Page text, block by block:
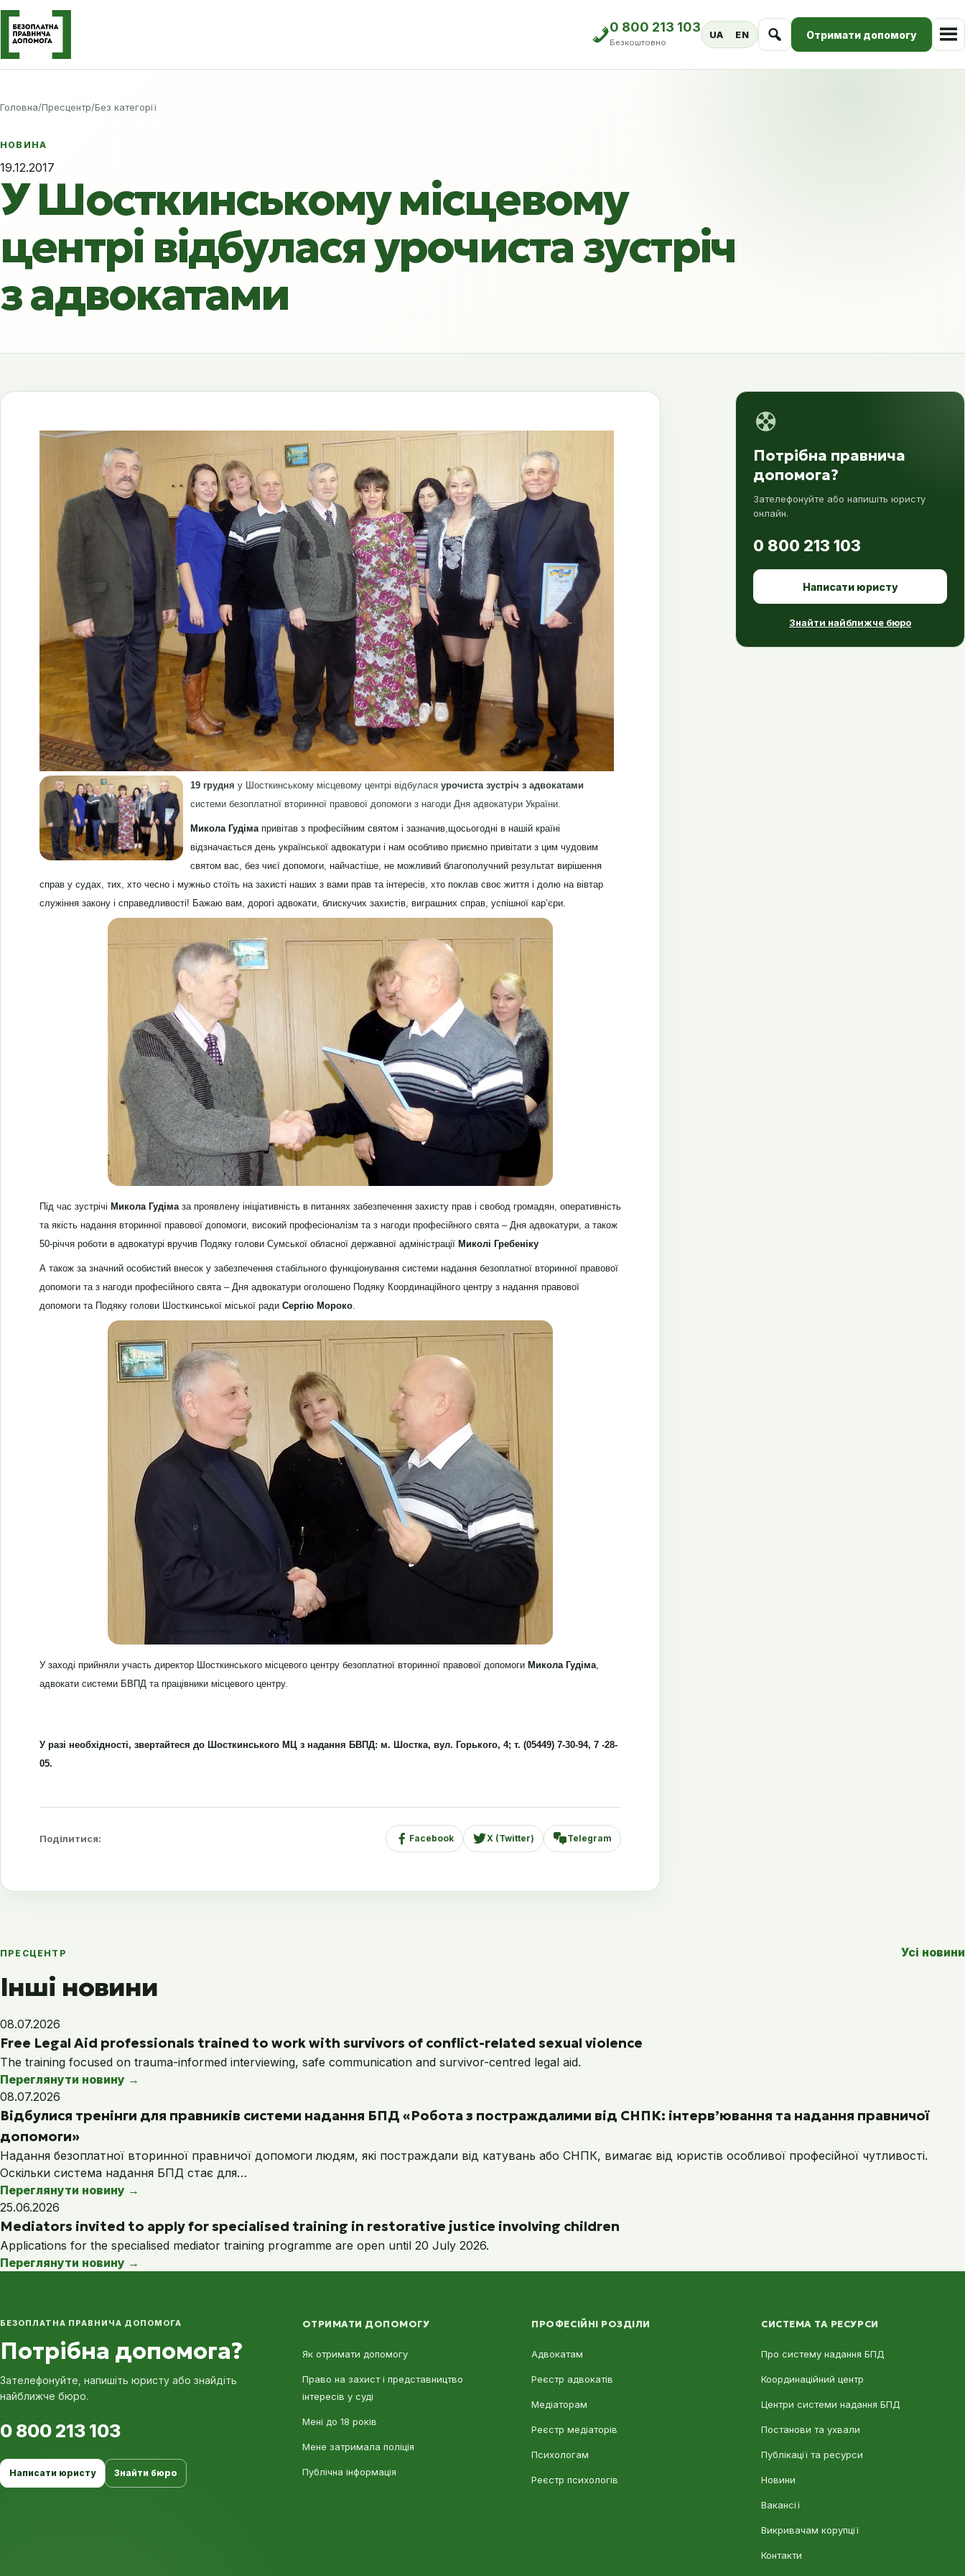
0 800 213 103
Безкоштовно
UA EN Отримати допомогу
Головна/Пресцентр/Без категорії
НОВИНА
19.12.2017
У Шосткинському місцевому
центрі відбулася урочиста зустріч
з адвокатами
19 грудня у Шосткинському місцевому центрі відбуласяурочиста зустріч з адвокатами
системи безоплатної вторинної правової допомоги з нагоди Дня адвокатури України.
Микола Гудімапривітав з професійним святом і зазначив,щосьогодні в нашій країні
відзначається день української адвокатури і нам особливо приємно привітати з цим чудовим
святом вас, без чиєї допомоги, найчастіше, не можливий благополучний результат вирішення
справ у судах, тих, хто чесно і мужньо стоїть на захисті наших з вами прав та інтересів, хто поклав своє життя і долю на вівтар
служіння закону і справедливості! Бажаю вам, дорогі адвокати, блискучих захистів, виграшних справ, успішної кар’єри.
Під час зустрічі Микола Гудімаза проявлену ініціативність в питаннях забезпечення захисту прав і свобод громадян, оперативність
та якість надання вторинної правової допомоги, високий професіоналізм та з нагоди професійного свята – Дня адвокатури, а також
50-річчя роботи в адвокатурі вручив Подяку голови Сумської обласної державної адміністрації Миколі Гребеніку
А також за значний особистий внесок у забезпечення стабільного функціонування системи надання безоплатної вторинної правової
допомоги та з нагоди професійного свята – Дня адвокатури оголошено Подяку Координаційного центру з надання правової
допомоги та Подяку голови Шосткинської міської ради Сергію Мороко.
У заході прийняли участь директор Шосткинського місцевого центру безоплатної вторинної правової допомоги Микола Гудіма,
адвокати системи БВПД та працівники місцевого центру.
У разі необхідності, звертайтеся до Шосткинського МЦ з надання БВПД: м. Шостка, вул. Горького, 4; т. (05449) 7-30-94, 7 -28-
05.
Поділитися: Facebook X (Twitter) Telegram
Потрібна правнича
допомога?
Зателефонуйте або напишіть юристу
онлайн.
0 800 213 103
Написати юристу
Знайти найближче бюро
ПРЕСЦЕНТР
Інші новини
Усі новини
08.07.2026
Free Legal Aid professionals trained to work with survivors of conflict-related sexual violence
The training focused on trauma-informed interviewing, safe communication and survivor-centred legal aid.
Переглянути новину →
08.07.2026
Відбулися тренінги для правників системи надання БПД «Робота з постраждалими від СНПК: інтерв’ювання та надання правничої
допомоги»
Надання безоплатної вторинної правничої допомоги людям, які постраждали від катувань або СНПК, вимагає від юристів особливої професійної чутливості.
Оскільки система надання БПД стає для…
Переглянути новину →
25.06.2026
Mediators invited to apply for specialised training in restorative justice involving children
Applications for the specialised mediator training programme are open until 20 July 2026.
Переглянути новину →
БЕЗОПЛАТНА ПРАВНИЧА ДОПОМОГА
Потрібна допомога?
Зателефонуйте, напишіть юристу або знайдіть
найближче бюро.
0 800 213 103
Написати юристу Знайти бюро
ОТРИМАТИ ДОПОМОГУ
Як отримати допомогу
Право на захист і представництво
інтересів у суді
Мені до 18 років
Мене затримала поліція
Публічна інформація
ПРОФЕСІЙНІ РОЗДІЛИ
Адвокатам
Реєстр адвокатів
Медіаторам
Реєстр медіаторів
Психологам
Реєстр психологів
СИСТЕМА ТА РЕСУРСИ
Про систему надання БПД
Координаційний центр
Центри системи надання БПД
Постанови та ухвали
Публікації та ресурси
Новини
Вакансії
Викривачам корупції
Контакти